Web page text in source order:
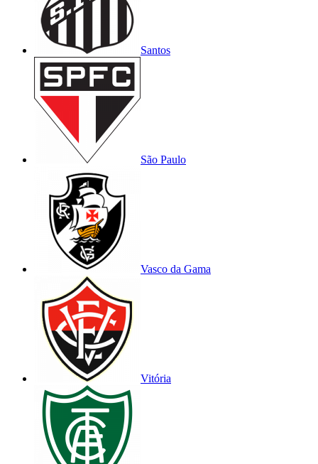
Santos
São Paulo
Vasco da Gama
Vitória